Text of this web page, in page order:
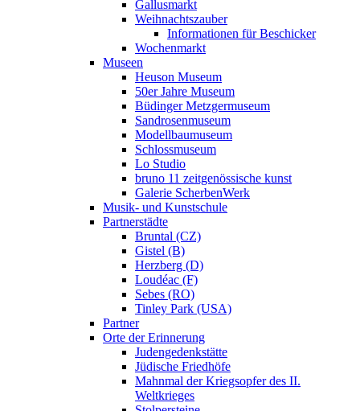
Gallusmarkt
Weihnachtszauber
Informationen für Beschicker
Wochenmarkt
Museen
Heuson Museum
50er Jahre Museum
Büdinger Metzgermuseum
Sandrosenmuseum
Modellbaumuseum
Schlossmuseum
Lo Studio
bruno 11 zeitgenössische kunst
Galerie ScherbenWerk
Musik- und Kunstschule
Partnerstädte
Bruntal (CZ)
Gistel (B)
Herzberg (D)
Loudéac (F)
Sebes (RO)
Tinley Park (USA)
Partner
Orte der Erinnerung
Judengedenkstätte
Jüdische Friedhöfe
Mahnmal der Kriegsopfer des II.
Weltkrieges